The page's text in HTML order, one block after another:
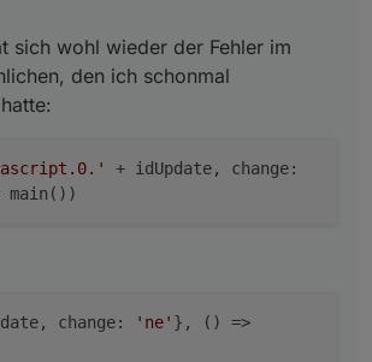
sich wohl wieder der Fehler im
den ich schonmal
+ idUpdate, change:
change: 'ne' }, () =>